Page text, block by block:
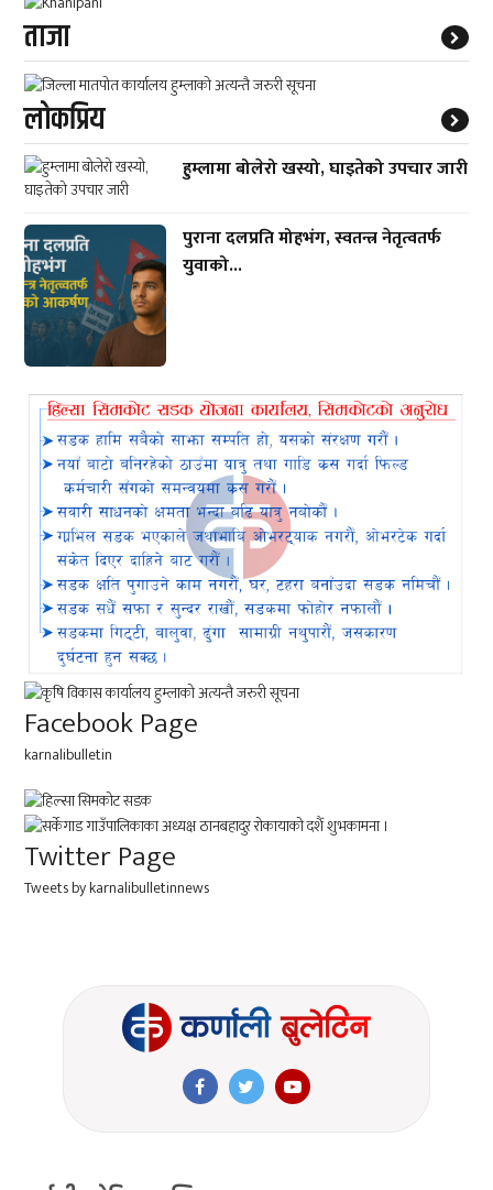
ताजा
लाेकप्रिय
हुम्लामा बोलेरो खस्यो, घाइतेको उपचार जारी
पुराना दलप्रति मोहभंग, स्वतन्त्र नेतृत्वतर्फ
युवाको...
Facebook Page
karnalibulletin
Twitter Page
Tweets by karnalibulletinnews